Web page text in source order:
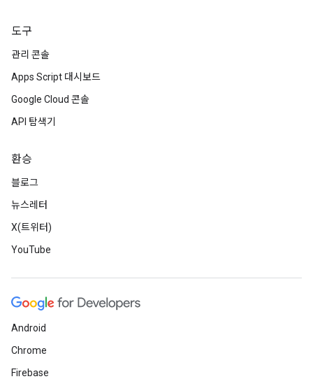
도구
관리 콘솔
Apps Script 대시보드
Google Cloud 콘솔
API 탐색기
환승
블로그
뉴스레터
X(트위터)
YouTube
Android
Chrome
Firebase